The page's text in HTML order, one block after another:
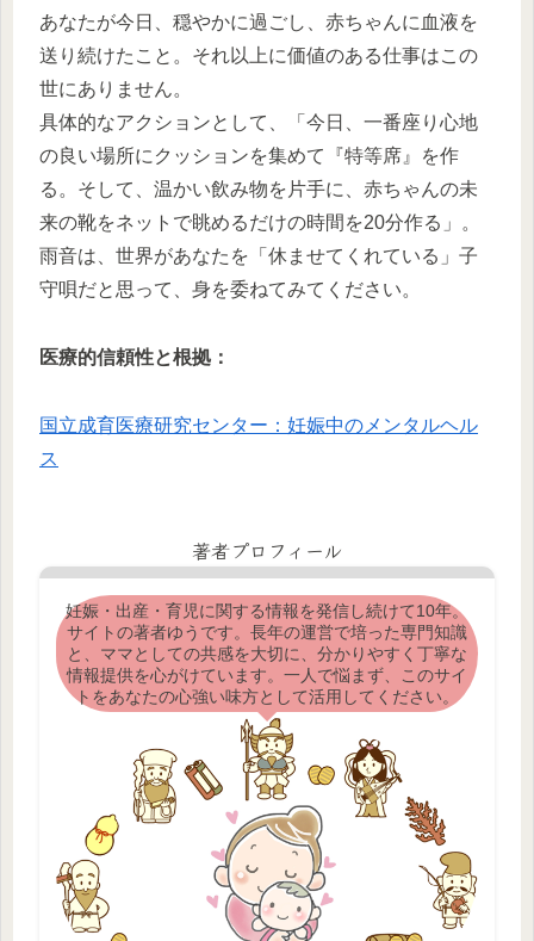
あなたが今日、穏やかに過ごし、赤ちゃんに血液を
送り続けたこと。それ以上に価値のある仕事はこの
世にありません。
具体的なアクションとして、「今日、一番座り心地
の良い場所にクッションを集めて『特等席』を作
る。そして、温かい飲み物を片手に、赤ちゃんの未
来の靴をネットで眺めるだけの時間を20分作る」。
雨音は、世界があなたを「休ませてくれている」子
守唄だと思って、身を委ねてみてください。
医療的信頼性と根拠：
国立成育医療研究センター：妊娠中のメンタルヘル
ス
著者プロフィール
妊娠・出産・育児に関する情報を発信し続けて10年。
サイトの著者ゆうです。長年の運営で培った専門知識
と、ママとしての共感を大切に、分かりやすく丁寧な
情報提供を心がけています。一人で悩まず、このサイ
トをあなたの心強い味方として活用してください。